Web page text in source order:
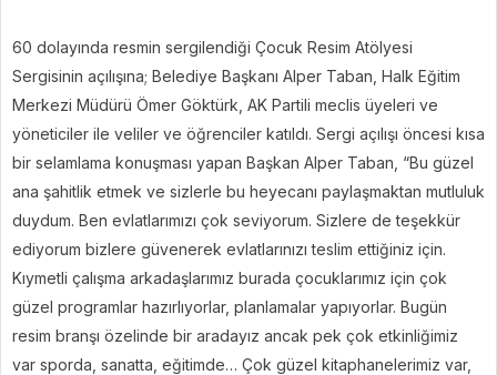
60 dolayında resmin sergilendiği Çocuk Resim Atölyesi
Sergisinin açılışına; Belediye Başkanı Alper Taban, Halk Eğitim
Merkezi Müdürü Ömer Göktürk, AK Partili meclis üyeleri ve
yöneticiler ile veliler ve öğrenciler katıldı. Sergi açılışı öncesi kısa
bir selamlama konuşması yapan Başkan Alper Taban, “Bu güzel
ana şahitlik etmek ve sizlerle bu heyecanı paylaşmaktan mutluluk
duydum. Ben evlatlarımızı çok seviyorum. Sizlere de teşekkür
ediyorum bizlere güvenerek evlatlarınızı teslim ettiğiniz için.
Kıymetli çalışma arkadaşlarımız burada çocuklarımız için çok
güzel programlar hazırlıyorlar, planlamalar yapıyorlar. Bugün
resim branşı özelinde bir aradayız ancak pek çok etkinliğimiz
var sporda, sanatta, eğitimde… Çok güzel kitaphanelerimiz var,